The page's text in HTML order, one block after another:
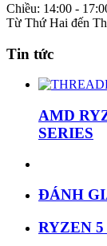
Chiều: 14:00 -
Từ Thứ Hai đến
Tin tức
AMD
SERIES
ĐÁNH
RYZEN 5